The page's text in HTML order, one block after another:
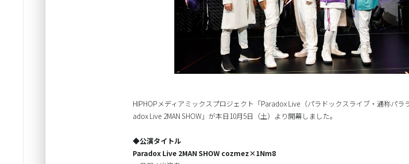
HIPHOPメディアミックスプロジェクト「Paradox Live（パラドックスライブ・通称パ
adox Live 2MAN SHOW」が本日10月5日（土）より開幕しました。
◆公演タイトル
Paradox Live 2MAN SHOW cozmez×1Nm8